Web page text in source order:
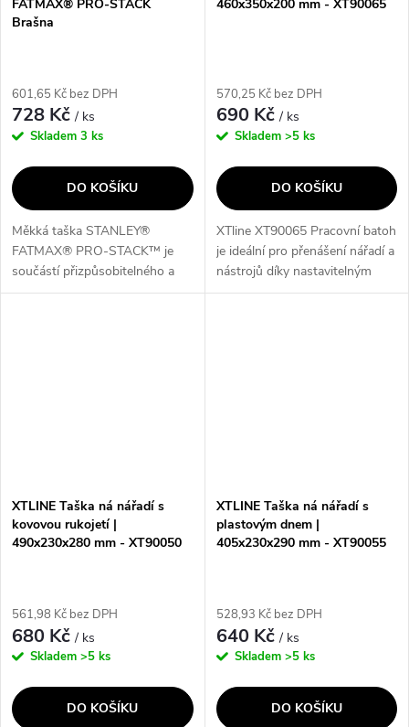
FATMAX® PRO-STACK
Brašna
601,65 Kč bez DPH
728 Kč/ ks
Skladem 3 ks
DO KOŠÍKU
Měkká taška STANLEY®
FATMAX® PRO-STACK™ je
součástí přizpůsobitelného a
stohovatelného úložného
460x350x200 mm - XT90065
570,25 Kč bez DPH
690 Kč/ ks
Skladem >5 ks
DO KOŠÍKU
XTline XT90065 Pracovní batoh
je ideální pro přenášení nářadí a
nástrojů díky nastavitelným
zádovým popruhům a
XTLINE Taška ná nářadí s
kovovou rukojetí |
490x230x280 mm - XT90050
561,98 Kč bez DPH
680 Kč/ ks
Skladem >5 ks
DO KOŠÍKU
XTLINE Taška ná nářadí s
plastovým dnem |
405x230x290 mm - XT90055
528,93 Kč bez DPH
640 Kč/ ks
Skladem >5 ks
DO KOŠÍKU